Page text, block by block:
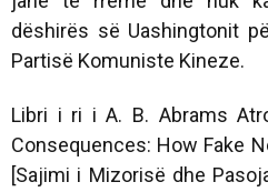
dëshirës së Uashingtonit
Partisë Komuniste Kineze.
Libri i ri i A. B. Abrams
Consequences: How Fake
[Sajimi i Mizorisë dhe